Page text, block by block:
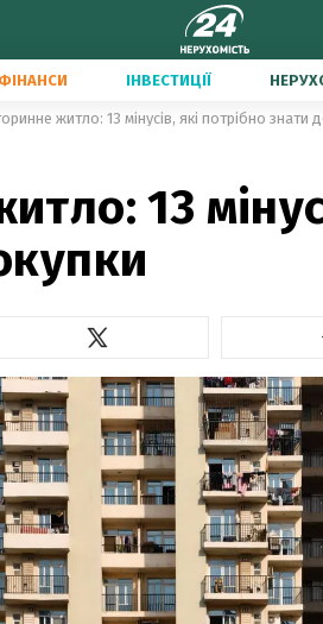
ФІНАНСИ ІНВЕСТИЦІЇ
житло: 13 мінусів, які потрібно знати
13